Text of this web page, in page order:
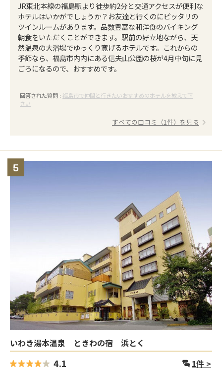
JR東北本線の福島駅より徒歩約2分と交通アクセスが便利な
ホテルはいかがでしょうか？お友達と行くのにピッタリの
ツインルームがあります。品数豊富な和洋食のバイキング
朝食をいただくことができます。駅前の好立地ながら、天
然温泉の大浴場でゆっくり寛げるホテルです。これからの
季節なら、福島市内内にある信夫山公園の桜が4月中旬に見
ごろになるので、おすすめです。
回答された質問 : 福島市で仲間と行きたいおすすめのホテルを教えて下
さい
すべての口コミ（1件）を見る
5
いわき湯本温泉 ときわの宿 浜とく
4.1 1件 >